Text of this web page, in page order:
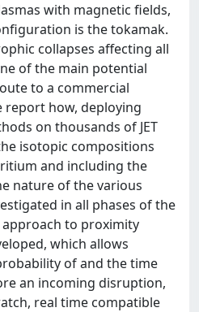
with magnetic fields,
is the tokamak.
collapses affecting all
of the main potential
to a commercial
report how, deploying
on thousands of JET
isotopic compositions
and including the
nature of the various
in all phases of the
to proximity
which allows
of and the time
an incoming disruption,
real time compatible